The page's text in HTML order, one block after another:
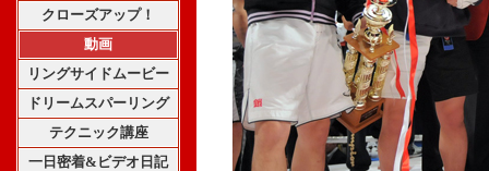
クローズアップ！
動画
リングサイドムービー
ドリームスパーリング
テクニック講座
一日密着&ビデオ日記